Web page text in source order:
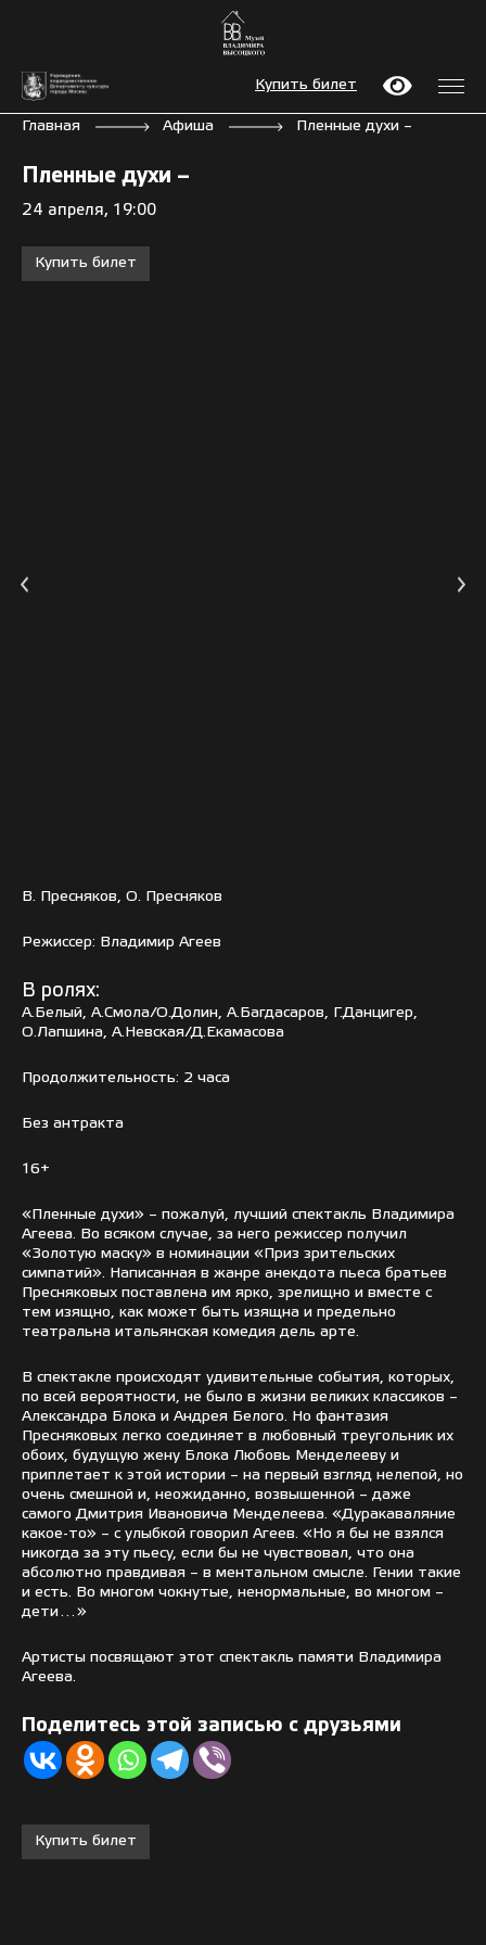
Купить билет
Главная Афиша Пленные духи –
Пленные духи –
24 апреля, 19:00
Купить билет
В. Пресняков, О. Пресняков
Режиссер: Владимир Агеев
В ролях:
А.Белый, А.Смола/О.Долин, А.Багдасаров, Г.Данцигер,
О.Лапшина, А.Невская/Д.Екамасова
Продолжительность: 2 часа
Без антракта
16+
«Пленные духи» – пожалуй, лучший спектакль Владимира
Агеева. Во всяком случае, за него режиссер получил
«Золотую маску» в номинации «Приз зрительских
симпатий». Написанная в жанре анекдота пьеса братьев
Пресняковых поставлена им ярко, зрелищно и вместе с
тем изящно, как может быть изящна и предельно
театральна итальянская комедия дель арте.
В спектакле происходят удивительные события, которых,
по всей вероятности, не было в жизни великих классиков –
Александра Блока и Андрея Белого. Но фантазия
Пресняковых легко соединяет в любовный треугольник их
обоих, будущую жену Блока Любовь Менделееву и
приплетает к этой истории – на первый взгляд нелепой, но
очень смешной и, неожиданно, возвышенной – даже
самого Дмитрия Ивановича Менделеева. «Дуракаваляние
какое-то» – с улыбкой говорил Агеев. «Но я бы не взялся
никогда за эту пьесу, если бы не чувствовал, что она
абсолютно правдивая – в ментальном смысле. Гении такие
и есть. Во многом чокнутые, ненормальные, во многом –
дети…»
Артисты посвящают этот спектакль памяти Владимира
Агеева.
Поделитесь этой записью с друзьями
Купить билет